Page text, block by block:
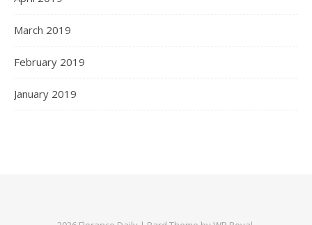
March 2019
February 2019
January 2019